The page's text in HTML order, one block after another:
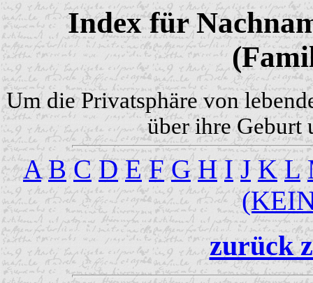
Index für
Um die Privatsphäre von
über ihre Geburt
A B C D E F G H I J K L
zurück